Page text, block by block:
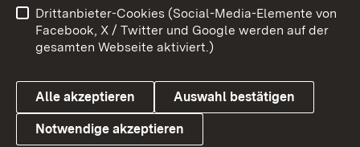
Link zum Landesportal
Benutzungshinweise
Barrierefreiheit
Datenschutz
Cookies
Drittanbieter-Cookies (Social-Media-Elemente von
Facebook, X / Twitter und Google werden auf der
gesamten Webseite aktiviert.)
Alle akzeptieren Auswahl bestätigen
Notwendige akzeptieren